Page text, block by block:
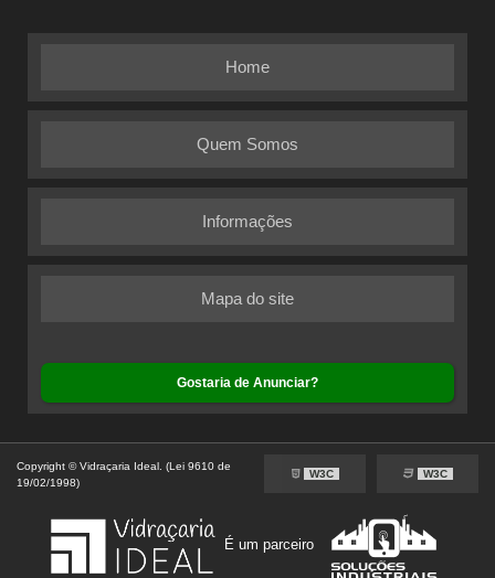
Home
Quem Somos
Informações
Mapa do site
Gostaria de Anunciar?
Copyright © Vidraçaria Ideal. (Lei 9610 de
19/02/1998)
W3C W3C
É um parceiro